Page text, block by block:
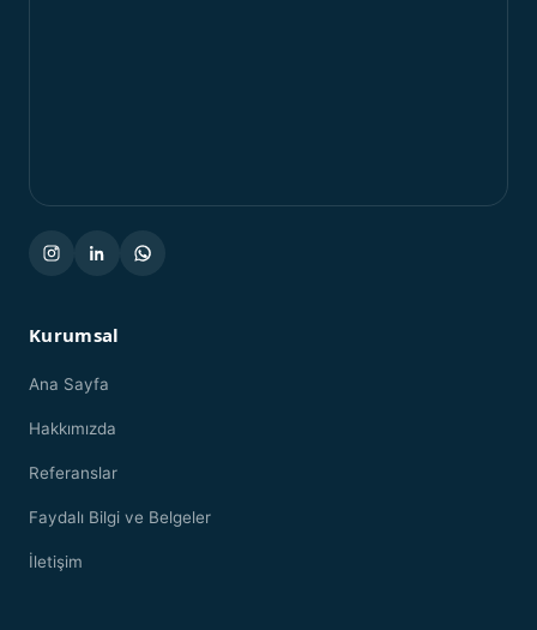
Kurumsal
Ana Sayfa
Hakkımızda
Referanslar
Faydalı Bilgi ve Belgeler
İletişim